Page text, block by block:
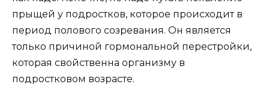
прыщей у подростков, которое происходит в
период полового созревания. Он является
только причиной гормональной перестройки,
которая свойственна организму в
подростковом возрасте.